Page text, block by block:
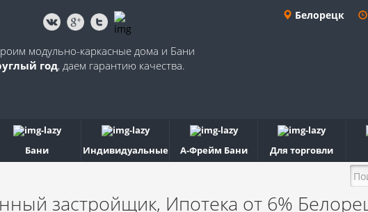
Белорецк
модульно-каркасные дома и Бани
год, даем гарантию качества.
Бани Индивидуальные А-Фрейм Бани Для торговли
застройщик, Ипотека от 6%